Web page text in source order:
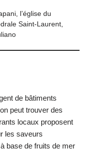
l’église du
Saint-Laurent,
de bâtiments
peut trouver des
locaux proposent
les saveurs
base de fruits de mer